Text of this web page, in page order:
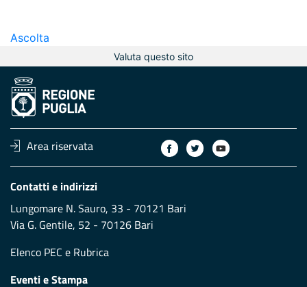
Ascolta
Valuta questo sito
Area riservata
Contatti e indirizzi
Lungomare N. Sauro, 33 - 70121 Bari
Via G. Gentile, 52 - 70126 Bari
Elenco PEC e Rubrica
Eventi e Stampa